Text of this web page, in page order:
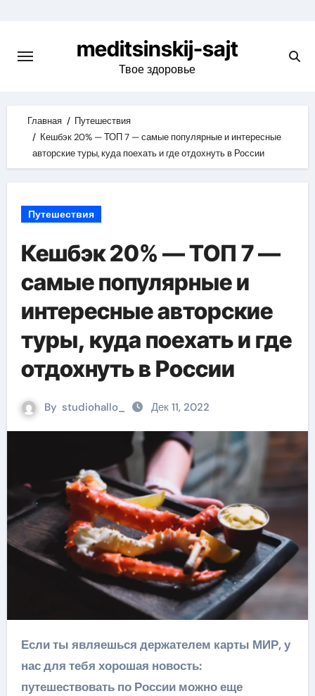
content
meditsinskij-sajt
Твое здоровье
Главная
Путешествия
Кешбэк 20% — ТОП 7 — самые популярные и интересные
авторские туры, куда поехать и где отдохнуть в России
Путешествия
Кешбэк 20% — ТОП 7 —
самые популярные и
интересные авторские
туры, куда поехать и где
отдохнуть в России
By studiohallo_ Дек 11, 2022
Если ты являешься держателем карты МИР, у
нас для тебя хорошая новость:
путешествовать по России можно еще